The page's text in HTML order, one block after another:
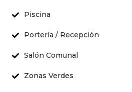
Piscina
Portería / Recepción
Salón Comunal
Zonas Verdes